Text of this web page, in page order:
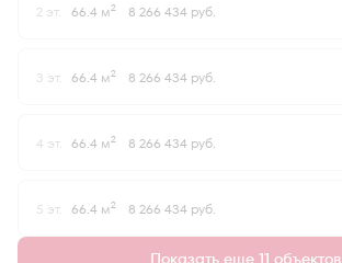
2 эт. 66.4 м2 8 266 434 руб.
3 эт. 66.4 м2 8 266 434 руб.
4 эт. 66.4 м2 8 266 434 руб.
5 эт. 66.4 м2 8 266 434 руб.
Показать еще 11 объектов